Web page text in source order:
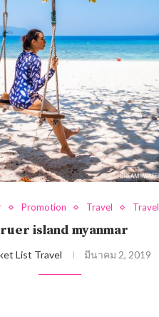
Promotion Travel Travel
island myanmar
List Travel มีนาคม 2, 2019